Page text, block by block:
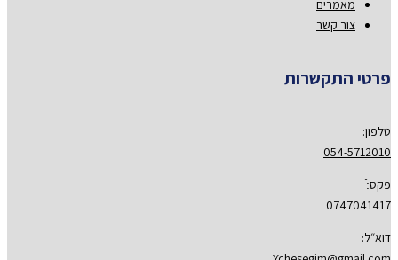
מאמרים
צור קשר
פרטי התקשרות
טלפון:
054-5712010
פקס:ֿ
0747041417
דוא״ל: